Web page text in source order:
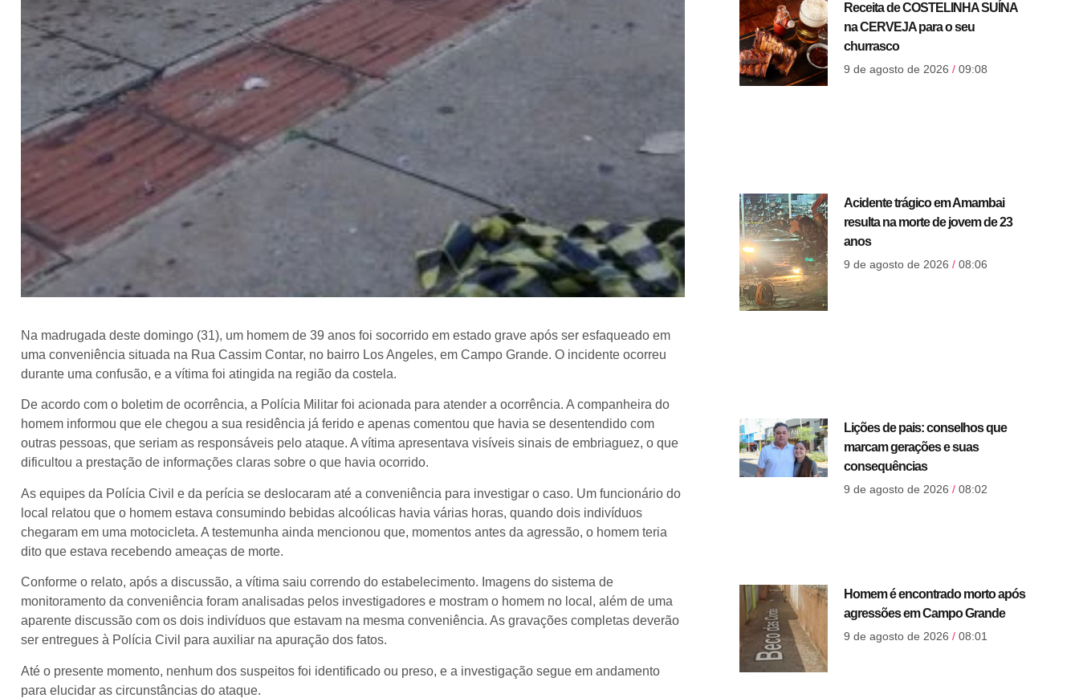
Na madrugada deste domingo (31), um homem de 39 anos foi socorrido em estado grave após ser esfaqueado em
uma conveniência situada na Rua Cassim Contar, no bairro Los Angeles, em Campo Grande. O incidente ocorreu
durante uma confusão, e a vítima foi atingida na região da costela.
De acordo com o boletim de ocorrência, a Polícia Militar foi acionada para atender a ocorrência. A companheira do
homem informou que ele chegou a sua residência já ferido e apenas comentou que havia se desentendido com
outras pessoas, que seriam as responsáveis pelo ataque. A vítima apresentava visíveis sinais de embriaguez, o que
dificultou a prestação de informações claras sobre o que havia ocorrido.
As equipes da Polícia Civil e da perícia se deslocaram até a conveniência para investigar o caso. Um funcionário do
local relatou que o homem estava consumindo bebidas alcoólicas havia várias horas, quando dois indivíduos
chegaram em uma motocicleta. A testemunha ainda mencionou que, momentos antes da agressão, o homem teria
dito que estava recebendo ameaças de morte.
Conforme o relato, após a discussão, a vítima saiu correndo do estabelecimento. Imagens do sistema de
monitoramento da conveniência foram analisadas pelos investigadores e mostram o homem no local, além de uma
aparente discussão com os dois indivíduos que estavam na mesma conveniência. As gravações completas deverão
ser entregues à Polícia Civil para auxiliar na apuração dos fatos.
Até o presente momento, nenhum dos suspeitos foi identificado ou preso, e a investigação segue em andamento
para elucidar as circunstâncias do ataque.
Receita de COSTELINHA SUÍNA
na CERVEJA para o seu
churrasco
9 de agosto de 2026 09:08
Acidente trágico em Amambai
resulta na morte de jovem de 23
anos
9 de agosto de 2026 08:06
Lições de pais: conselhos que
marcam gerações e suas
consequências
9 de agosto de 2026 08:02
Homem é encontrado morto após
agressões em Campo Grande
9 de agosto de 2026 08:01